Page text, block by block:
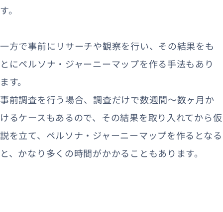
す。
一方で事前にリサーチや観察を行い、その結果をも
とにペルソナ・ジャーニーマップを作る手法もあり
ます。
事前調査を行う場合、調査だけで数週間〜数ヶ月か
けるケースもあるので、その結果を取り入れてから仮
説を立て、ペルソナ・ジャーニーマップを作るとなる
と、かなり多くの時間がかかることもあります。